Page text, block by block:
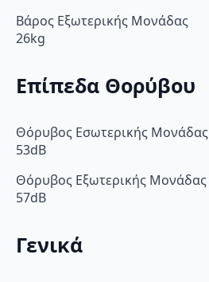
Βάρος Εξωτερικής Μονάδας
26kg
Επίπεδα Θορύβου
Θόρυβος Εσωτερικής Μονάδας
53dB
Θόρυβος Εξωτερικής Μονάδας
57dB
Γενικά